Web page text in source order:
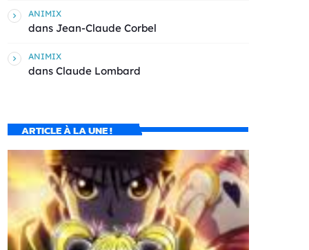
ANIMIX
dans Jean-Claude Corbel
ANIMIX
dans Claude Lombard
ARTICLE À LA UNE !